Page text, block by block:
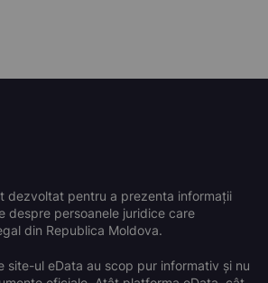
dezvoltat pentru a prezenta informații
despre persoanele juridice care
din Republica Moldova.
site-ul eData au scop pur informativ și nu